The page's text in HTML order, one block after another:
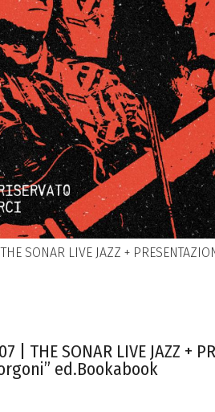
SONAR LIVE JAZZ +
| THE SONAR LIVE JAZZ +
ed.Bookabook